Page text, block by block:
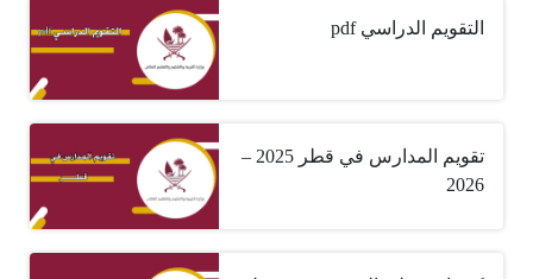
التقويم الدراسي pdf
تقويم المدارس في قطر 2025 –
2026